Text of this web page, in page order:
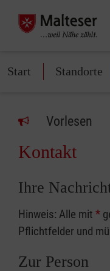
Start Standorte
Vorlesen
Kontakt
Ihre
Hinweis: Alle mit *
Pflichtfelder und
Zur Person